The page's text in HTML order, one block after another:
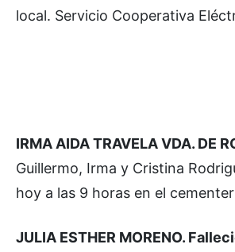
local. Servicio Cooperativa
IRMA AIDA TRAVELA VDA. DE
Guillermo, Irma y Cristina
hoy a las 9 horas en el
JULIA ESTHER MORENO.